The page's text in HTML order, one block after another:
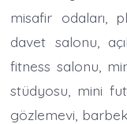
misafir odaları,
davet salonu,
fitness salonu,
stüdyosu, mini
gözlemevi,